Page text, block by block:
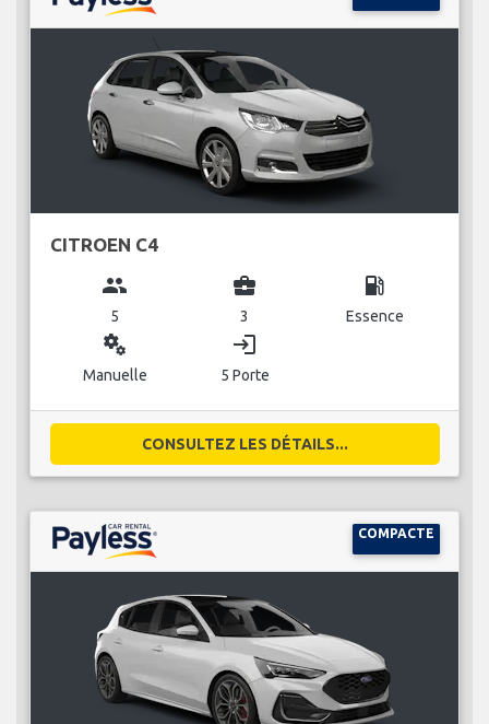
CITROEN C4
group
5
business_center
3
local_gas_station
Essence
miscellaneous_services
Manuelle
login
5 Porte
CONSULTEZ LES DÉTAILS...
COMPACTE